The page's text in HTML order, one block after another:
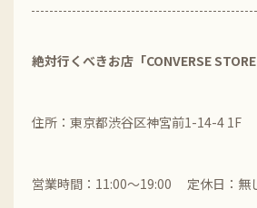
絶対行くべきお店「CONVERSE STORE
住所：東京都渋谷区神宮前1-14-4 1F
営業時間：11:00～19:00 定休日：無